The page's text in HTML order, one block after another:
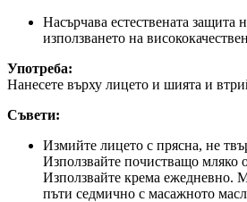
Насърчава естествената защита
използването на
Употреба:
Нанесете върху лицето и шията и
Съвети:
Измийте лицето с прясна, не
Използвайте почистващо мляко
Използвайте крема ежедневно.
пъти седмично с масажното